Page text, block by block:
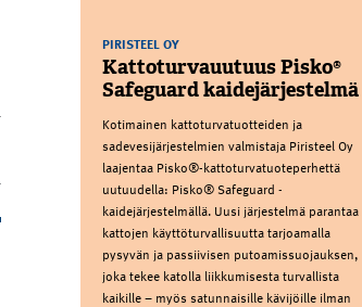
PIRISTEEL OY
Kattoturvauutuus Pisko®
Safeguard kaidejärjestelmä
Kotimainen kattoturvatuotteiden ja
sadevesijärjestelmien valmistaja Piristeel Oy
laajentaa Pisko®-kattoturvatuoteperhettä
uutuudella: Pisko® Safeguard -
kaidejärjestelmällä. Uusi järjestelmä parantaa
kattojen käyttöturvallisuutta tarjoamalla
pysyvän ja passiivisen putoamissuojauksen,
joka tekee katolla liikkumisesta turvallista
kaikille – myös satunnaisille kävijöille ilman